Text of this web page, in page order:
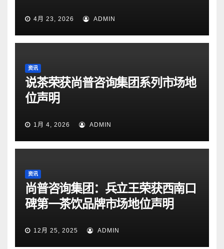
4月 23, 2026 ADMIN
资讯
说茶荣获尚普咨询集团系列市场地
位声明
1月 4, 2026 ADMIN
资讯
尚普咨询集团：兵立王荣获西南口
碑第一茶饮品牌市场地位声明
12月 25, 2025 ADMIN